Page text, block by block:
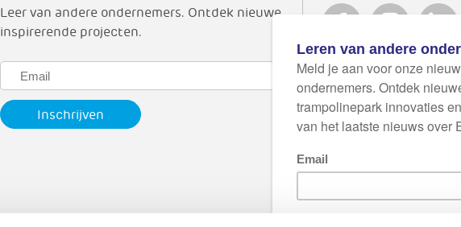
Leer van andere ondernemers. Ontdek nieuwe,
inspirerende projecten.